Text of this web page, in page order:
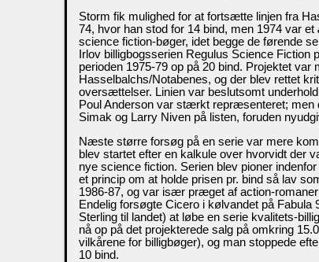
Storm fik mulighed for at fortsætte linjen fra
74, hvor han stod for 14 bind, men 1974 var et
science fiction-bøger, idet begge de førende
Irlov billigbogsserien Regulus Science Fiction
perioden 1975-79 op på 20 bind. Projektet
Hasselbalchs/Notabenes, og der blev rettet
oversættelser. Linien var beslutsomt
Poul Anderson var stærkt repræsenteret;
Simak og Larry Niven på listen, foruden
Næste større forsøg på en serie var mere
blev startet efter en kalkule over hvorvidt der
nye science fiction. Serien blev pioner
et princip om at holde prisen pr. bind så lav
1986-87, og var især præget af action-
Endelig forsøgte Cicero i kølvandet på Fabula
Sterling til landet) at løbe en serie kvalitets-
nå op på det projekterede salg på omkring
vilkårene for billigbøger), og man stoppede
10 bind.